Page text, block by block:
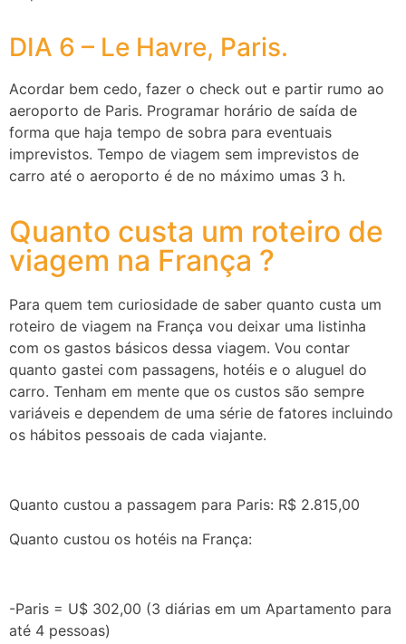
DIA 6 – Le Havre, Paris.
Acordar bem cedo, fazer o check out e partir rumo ao
aeroporto de Paris. Programar horário de saída de
forma que haja tempo de sobra para eventuais
imprevistos. Tempo de viagem sem imprevistos de
carro até o aeroporto é de no máximo umas 3 h.
Quanto custa um roteiro de
viagem na França ?
Para quem tem curiosidade de saber quanto custa um
roteiro de viagem na França vou deixar uma listinha
com os gastos básicos dessa viagem. Vou contar
quanto gastei com passagens, hotéis e o aluguel do
carro. Tenham em mente que os custos são sempre
variáveis e dependem de uma série de fatores incluindo
os hábitos pessoais de cada viajante.
Quanto custou a passagem para Paris: R$ 2.815,00
Quanto custou os hotéis na França:
-Paris = U$ 302,00 (3 diárias em um Apartamento para
até 4 pessoas)